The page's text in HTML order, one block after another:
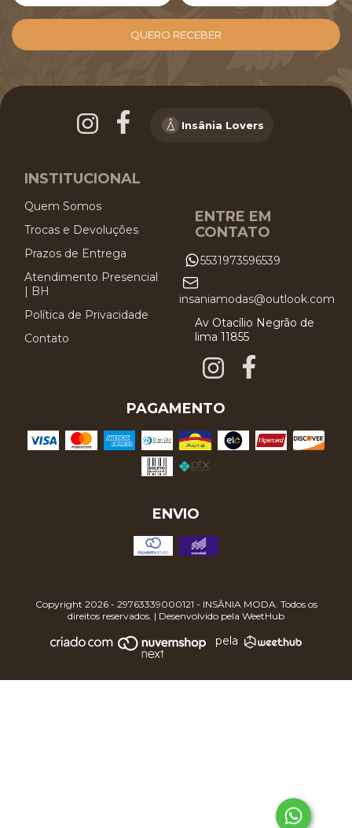
Insânia Lovers
INSTITUCIONAL
Quem Somos
Trocas e Devoluções
Prazos de Entrega
Atendimento Presencial
| BH
Política de Privacidade
Contato
ENTRE EM
CONTATO
5531973596539
insaniamodas@outlook.com
Av Otacílio Negrão de
lima 11855
PAGAMENTO
ENVIO
Copyright 2026 - 29763339000121 - INSÂNIA MODA. Todos os
direitos reservados. | Desenvolvido pela WeetHub
pela